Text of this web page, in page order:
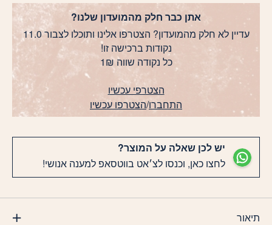
אתן כבר חלק מהמועדון שלנו?
עדיין לא חלק מהמועדון? הצטרפו אלינו ותוכלו לצבור 11.0
נקודות ברכישה זו!
כל נקודה שווה 1₪
הצטרפי עכשיו
התחברו/הצטרפו עכשיו
יש לכן שאלה על המוצר?
לחצו כאן, וכנסו לצ׳אט בווטסאפ למענה אנושי!
תיאור